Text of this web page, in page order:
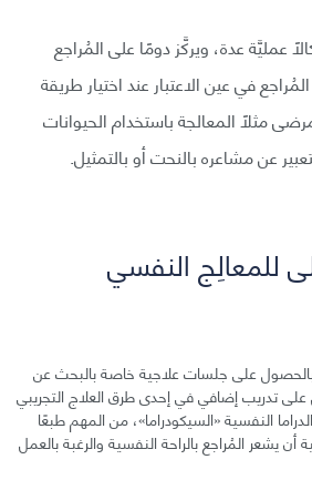
عمليَّة عدة، ويركَّز دومًا على المُراجع
في عين الاعتبار عند اختيار طريقة
مثلًا المعالجة باستخدام الحيوانات
عن مشاعره بالنحت أو بالتمثيل.
للمعالِج النفسي
على جلسات علاجية خاصة بالبحث عن
تدريب إضافي في إحدى طرق العلاج التجريبي
النفسية «السيكودراما»، من المهم طبعًا
أن يشعر المُراجع بالراحة النفسية والرغبة بالعمل